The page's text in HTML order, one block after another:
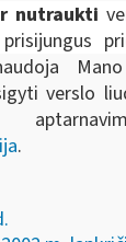
nutraukti
verslo
.